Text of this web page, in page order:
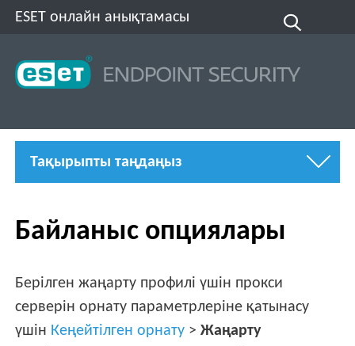
ESET онлайн анықтамасы
Тақырыпты таңдаңыз
Байланыс опциялары
Берілген жаңарту профилі үшін прокси
серверін орнату параметрлеріне қатынасу
үшін Кеңейтілген орнату >Жаңарту